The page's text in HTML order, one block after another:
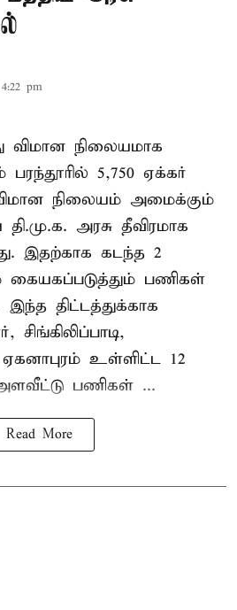
pm
விமான நிலையமாக
பரந்தூரில் 5,750 ஏக்கர்
நிலையம் அமைக்கும்
அரசு தீவிரமாக
இதற்காக கடந்த 2
பணிகள்
திட்டத்துக்காக
உள்ளிட்ட 12
பணிகள் ...
Read More